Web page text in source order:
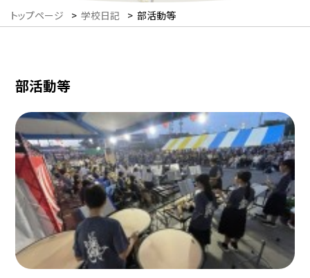
トップページ > 学校日記 > 部活動等
部活動等